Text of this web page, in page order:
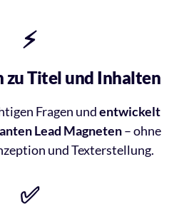
⚡️
zu Titel und Inhalten
Fragen und
Lead Magneten–
und Texterstellung.
✅